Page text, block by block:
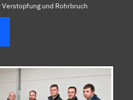
und Rohrbruch